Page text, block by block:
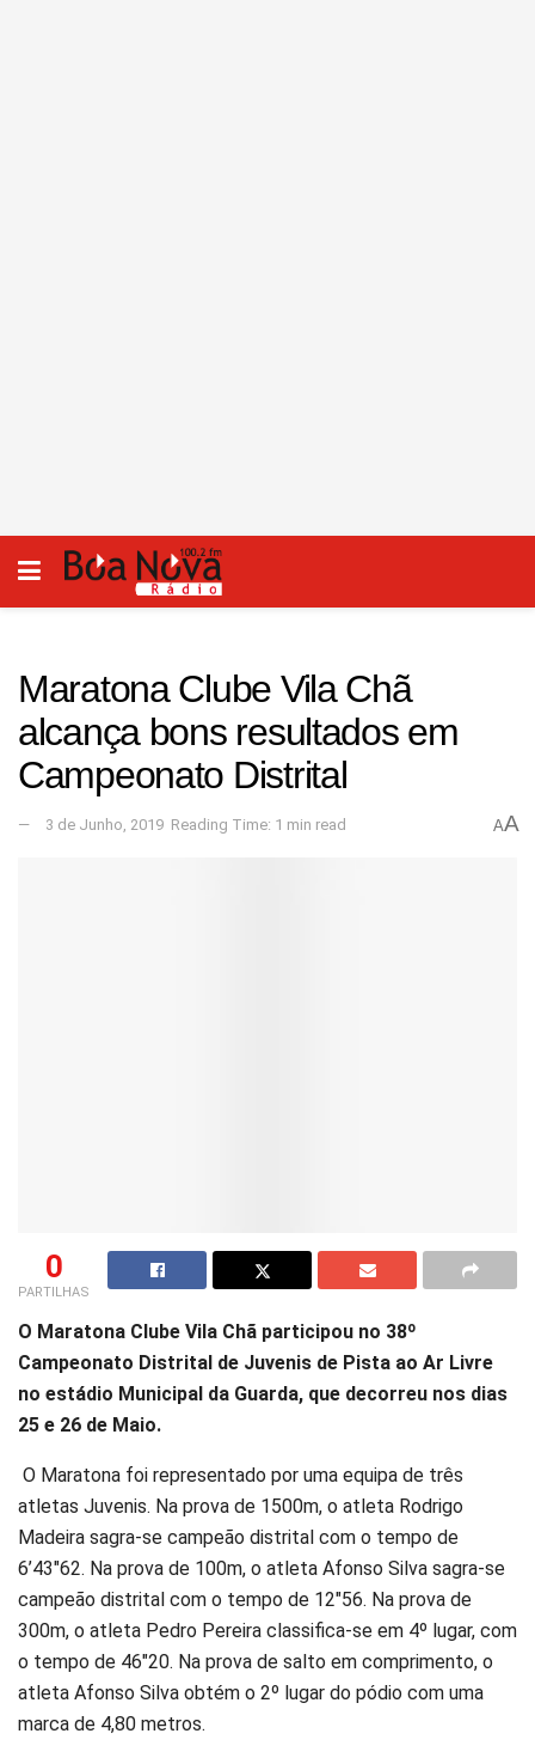
Maratona Clube Vila Chã
alcança bons resultados em
Campeonato Distrital
3 de Junho, 2019 Reading Time: 1 min read AA
0
PARTILHAS
O Maratona Clube Vila Chã participou no 38º
Campeonato Distrital de Juvenis de Pista ao Ar Livre
no estádio Municipal da Guarda, que decorreu nos dias
25 e 26 de Maio.
O Maratona foi representado por uma equipa de três
atletas Juvenis. Na prova de 1500m, o atleta Rodrigo
Madeira sagra-se campeão distrital com o tempo de
6’43″62. Na prova de 100m, o atleta Afonso Silva sagra-se
campeão distrital com o tempo de 12″56. Na prova de
300m, o atleta Pedro Pereira classifica-se em 4º lugar, com
o tempo de 46″20. Na prova de salto em comprimento, o
atleta Afonso Silva obtém o 2º lugar do pódio com uma
marca de 4,80 metros.